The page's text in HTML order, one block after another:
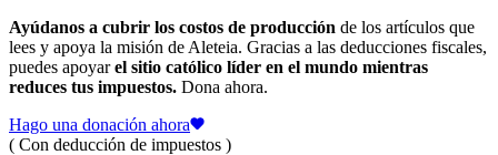
Ayúdanos a cubrir los costos de producción de los artículos que
lees y apoya la misión de Aleteia. Gracias a las deducciones fiscales,
puedes apoyarel sitio católico líder en el mundo mientras
reduces tus impuestos. Dona ahora.
Hago una donación ahora
( Con deducción de impuestos )